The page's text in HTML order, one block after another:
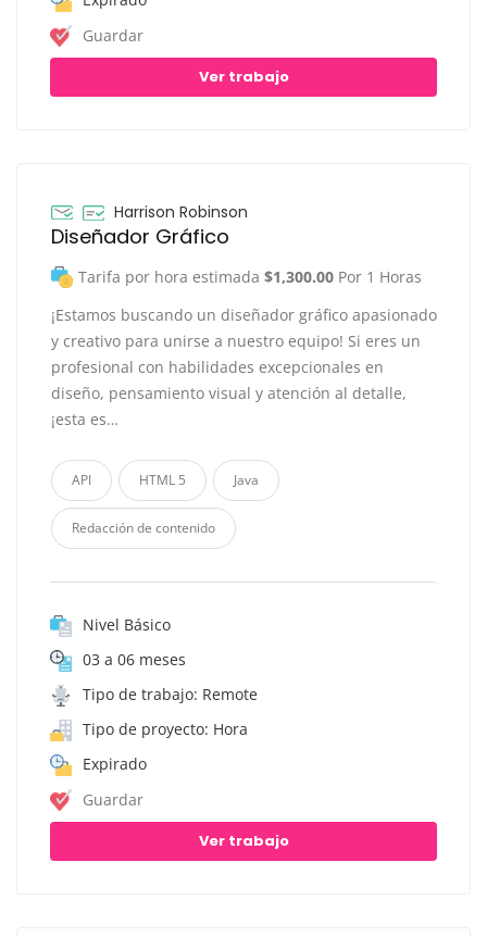
Guardar
Ver trabajo
Harrison Robinson
Diseñador Gráfico
Tarifa por hora estimada $1,300.00 Por 1 Horas
¡Estamos buscando un diseñador gráfico apasionado
y creativo para unirse a nuestro equipo! Si eres un
profesional con habilidades excepcionales en
diseño, pensamiento visual y atención al detalle,
¡esta es…
API HTML 5 Java
Redacción de contenido
Nivel Básico
03 a 06 meses
Tipo de trabajo: Remote
Tipo de proyecto: Hora
Expirado
Guardar
Ver trabajo